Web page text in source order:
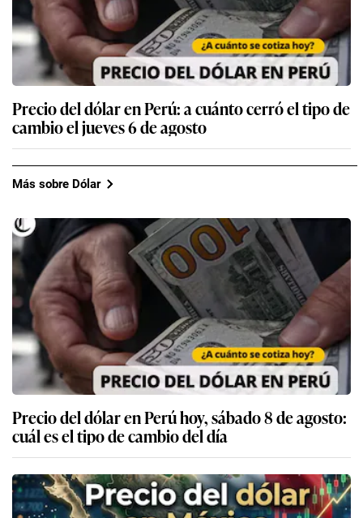
Precio del dólar en Perú: a cuánto cerró el tipo de
cambio el jueves 6 de agosto
Más sobre Dólar
Precio del dólar en Perú hoy, sábado 8 de agosto:
cuál es el tipo de cambio del día